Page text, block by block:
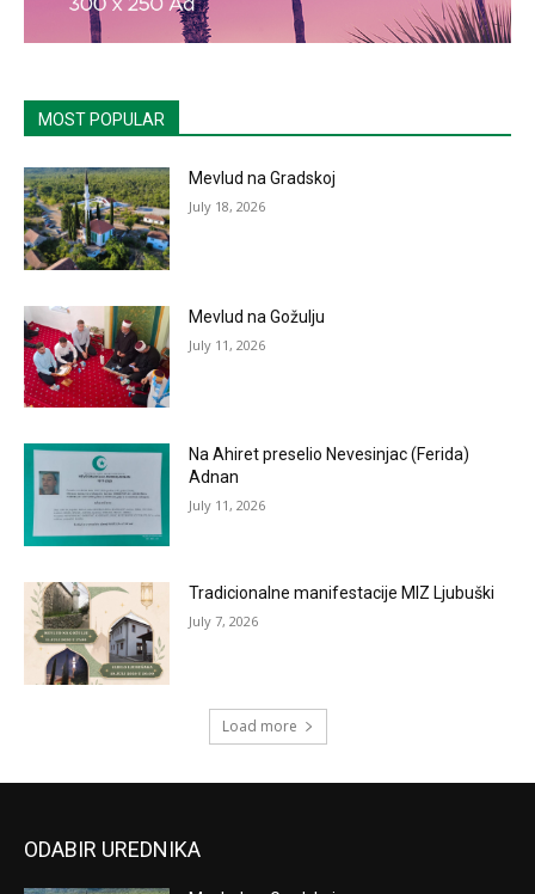
MOST POPULAR
Mevlud na Gradskoj
July 18, 2026
Mevlud na Gožulju
July 11, 2026
Na Ahiret preselio Nevesinjac (Ferida)
Adnan
July 11, 2026
Tradicionalne manifestacije MIZ Ljubuški
July 7, 2026
Load more
ODABIR UREDNIKA